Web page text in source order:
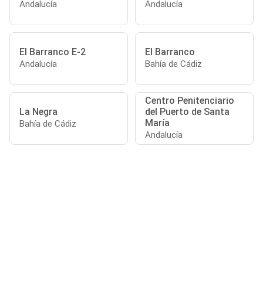
Andalucía Andalucía
El Barranco E-2
Andalucía
El Barranco
Bahía de Cádiz
La Negra
Bahía de Cádiz
Centro Penitenciario
del Puerto de Santa
María
Andalucía